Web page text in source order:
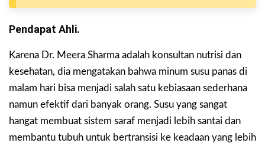
Pendapat Ahli.
Karena Dr. Meera Sharma adalah konsultan nutrisi dan
kesehatan, dia mengatakan bahwa minum susu panas di
malam hari bisa menjadi salah satu kebiasaan sederhana
namun efektif dari banyak orang. Susu yang sangat
hangat membuat sistem saraf menjadi lebih santai dan
membantu tubuh untuk bertransisi ke keadaan yang lebih